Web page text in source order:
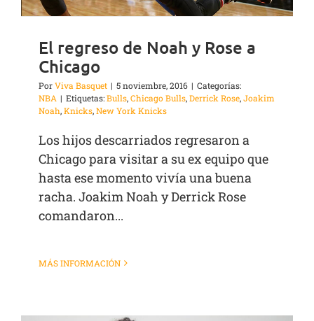
El regreso de Noah y Rose a
Chicago
PorViva Basquet | 5 noviembre, 2016 | Categorías:
NBA | Etiquetas:Bulls,Chicago Bulls,Derrick Rose,Joakim
Noah,Knicks,New York Knicks
Los hijos descarriados regresaron a
Chicago para visitar a su ex equipo que
hasta ese momento vivía una buena
racha. Joakim Noah y Derrick Rose
comandaron...
MÁS INFORMACIÓN